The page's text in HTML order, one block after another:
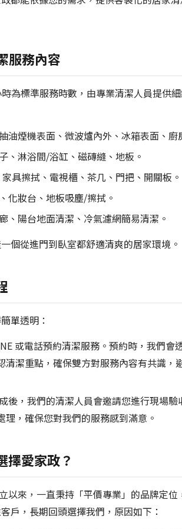
服務內容
為標準服務時數，由專業清潔人員提供
油煙機表面、微波爐內外、冰箱表面、廚
、淋浴間/浴缸、磁磚縫、地板。
具擦拭、電視櫃、茶几、門把、開關板。
化妝台、地板吸塵/擦拭。
、陽台地面清潔、冷氣濾網簡易清潔。
個從進門到臥室都舒適清爽的居家環境。
單透明：
或電話預約清潔服務。預約時，我們會
清潔重點，確保雙方對服務內容有共識，
後，我們的清潔人員會邀請您進行現場
，確保您對我們的服務感到滿意。
擇愛家政？
以來，一直秉持「平價專業」的品牌定
戶，長期回頭選擇我們，原因如下：